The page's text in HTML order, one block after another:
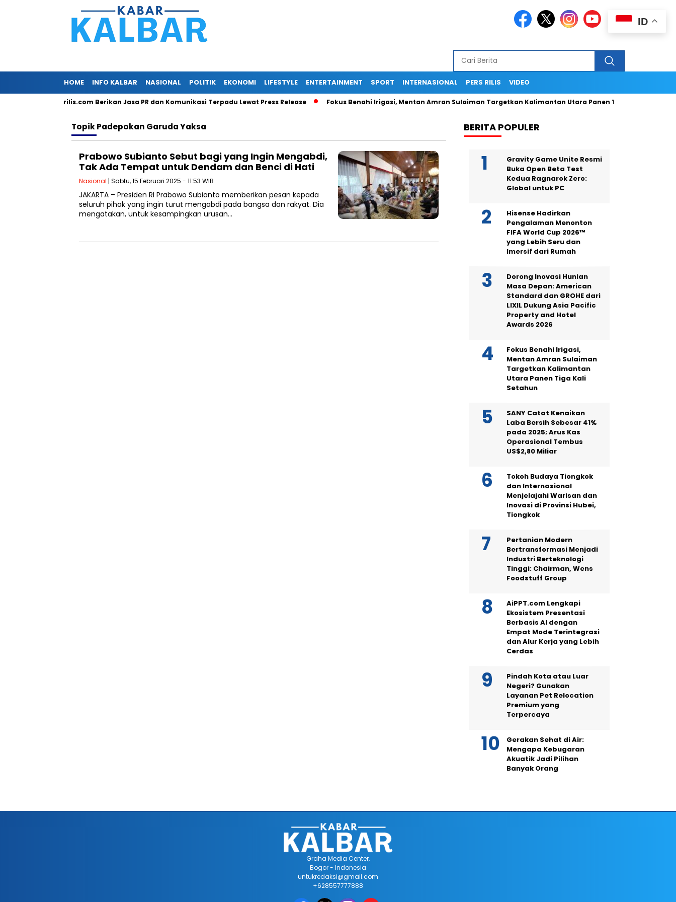
HOME INFO KALBAR NASIONAL POLITIK EKONOMI LIFESTYLE ENTERTAINMENT SPORT INTERNASIONAL PERS RILIS VIDEO
dengan Persrilis.com Berikan Jasa PR dan Komunikasi Terpadu Lewat Press Release Fokus Benahi Irigasi, Mentan Amran Sulaiman Targetkan Kalimantan Utara Panen Tiga Kali Setahun
TopikPadepokan Garuda Yaksa
Prabowo Subianto Sebut bagi yang Ingin Mengabdi,
Tak Ada Tempat untuk Dendam dan Benci di Hati
Nasional | Sabtu, 15 Februari 2025 - 11:53 WIB
JAKARTA – Presiden RI Prabowo Subianto memberikan pesan kepada
seluruh pihak yang ingin turut mengabdi pada bangsa dan rakyat. Dia
mengatakan, untuk kesampingkan urusan…
BERITA POPULER
Gravity Game Unite Resmi
Buka Open Beta Test
Kedua Ragnarok Zero:
Global untuk PC
Hisense Hadirkan
Pengalaman Menonton
FIFA World Cup 2026™
yang Lebih Seru dan
Imersif dari Rumah
Dorong Inovasi Hunian
Masa Depan: American
Standard dan GROHE dari
LIXIL Dukung Asia Pacific
Property and Hotel
Awards 2026
Fokus Benahi Irigasi,
Mentan Amran Sulaiman
Targetkan Kalimantan
Utara Panen Tiga Kali
Setahun
SANY Catat Kenaikan
Laba Bersih Sebesar 41%
pada 2025; Arus Kas
Operasional Tembus
US$2,80 Miliar
Tokoh Budaya Tiongkok
dan Internasional
Menjelajahi Warisan dan
Inovasi di Provinsi Hubei,
Tiongkok
Pertanian Modern
Bertransformasi Menjadi
Industri Berteknologi
Tinggi: Chairman, Wens
Foodstuff Group
AiPPT.com Lengkapi
Ekosistem Presentasi
Berbasis AI dengan
Empat Mode Terintegrasi
dan Alur Kerja yang Lebih
Cerdas
Pindah Kota atau Luar
Negeri? Gunakan
Layanan Pet Relocation
Premium yang
Terpercaya
Gerakan Sehat di Air:
Mengapa Kebugaran
Akuatik Jadi Pilihan
Banyak Orang
ID
Graha Media Center,
Bogor - Indonesia
untukredaksi@gmail.com
+628557777888